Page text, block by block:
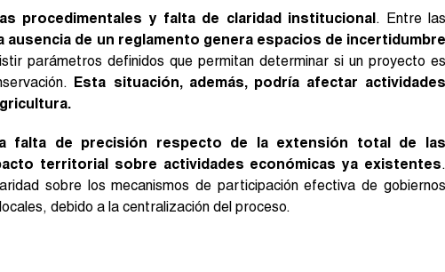
procedimentales y falta de claridad institucional. Entre las
ausencia de un reglamento genera espacios de incertidumbre
parámetros definidos que permitan determinar si un proyecto es
Esta situación, además, podría afectar actividades
falta de precisión respecto de la extensión total de las
territorial sobre actividades económicas ya existentes.
sobre los mecanismos de participación efectiva de gobiernos
debido a la centralización del proceso.